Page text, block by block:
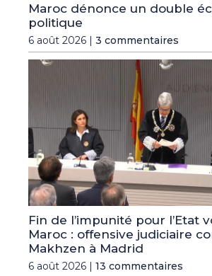
Maroc dénonce un double
politique
6 août 2026 | 3 commentaires
Fin de l’impunité pour l’Etat
Maroc : offensive judiciaire
Makhzen à Madrid
6 août 2026 | 13 commentaires